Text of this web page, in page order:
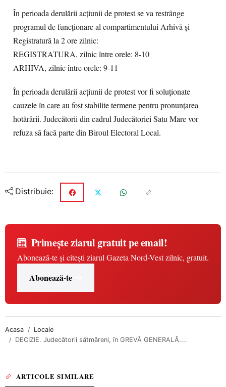
În perioada derulării acțiunii de protest se va restrânge
programul de funcționare al compartimentului Arhivă și
Registratură la 2 ore zilnic:
REGISTRATURA, zilnic între orele: 8-10
ARHIVA, zilnic între orele: 9-11
În perioada derulării acțiunii de protest vor fi soluționate
cauzele în care au fost stabilite termene pentru pronunțarea
hotărârii. Judecătorii din cadrul Judecătoriei Satu Mare vor
refuza să facă parte din Biroul Electoral Local.
Distribuie:
Primește ziarul gratuit pe email!
Abonează-te și citești ziarul Gazeta Nord-Vest zilnic, gratuit.
Abonează-te
Acasa
Locale
DECIZIE. Judecătorii sătmăreni, în GREVĂ GENERALĂ....
ARTICOLE SIMILARE